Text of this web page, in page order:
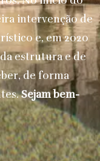
intervenção de
e, em 2020
estrutura e de
de forma
Sejam bem-